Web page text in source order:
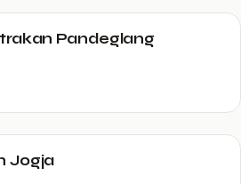
Pandeglang
Jogja